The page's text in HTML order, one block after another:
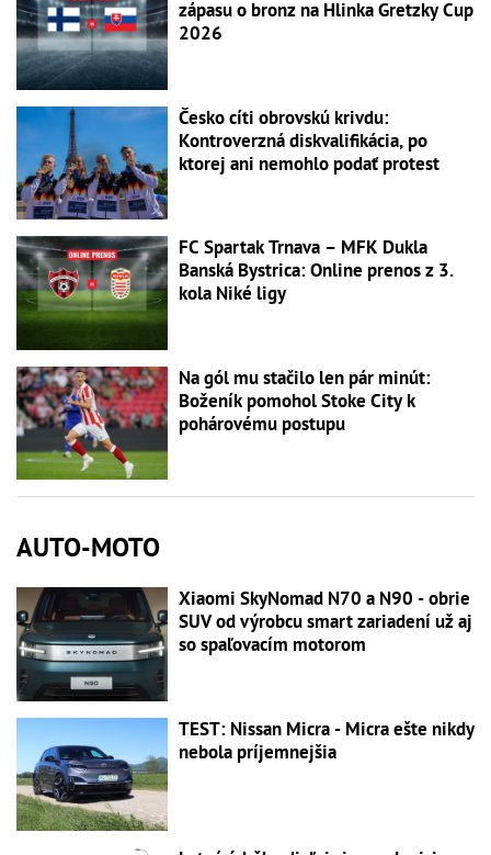
zápasu o bronz na Hlinka Gretzky Cup
2026
Česko cíti obrovskú krivdu:
Kontroverzná diskvalifikácia, po
ktorej ani nemohlo podať protest
FC Spartak Trnava – MFK Dukla
Banská Bystrica: Online prenos z 3.
kola Niké ligy
Na gól mu stačilo len pár minút:
Boženík pomohol Stoke City k
pohárovému postupu
AUTO-MOTO
Xiaomi SkyNomad N70 a N90 - obrie
SUV od výrobcu smart zariadení už aj
so spaľovacím motorom
TEST: Nissan Micra - Micra ešte nikdy
nebola príjemnejšia